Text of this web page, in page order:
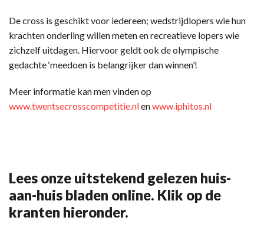
De cross is geschikt voor iedereen; wedstrijdlopers wie hun
krachten onderling willen meten en recreatieve lopers wie
zichzelf uitdagen. Hiervoor geldt ook de olympische
gedachte ‘meedoen is belangrijker dan winnen’!
Meer informatie kan men vinden op
www.twentsecrosscompetitie.nlenwww.iphitos.nl
Lees onze uitstekend gelezen huis-
aan-huis bladen online. Klik op de
kranten hieronder.